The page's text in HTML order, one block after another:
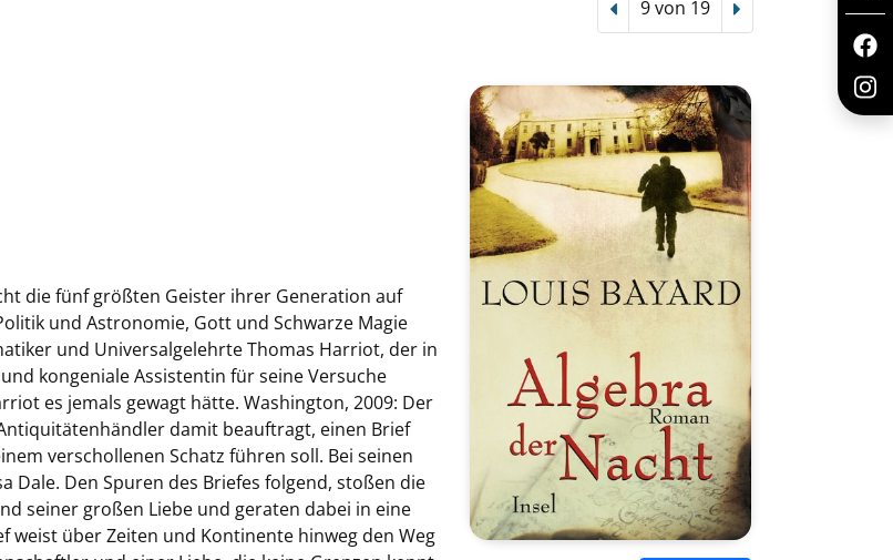
Vorheriger Treffer
9 von 19 Nächster Treffer
die fünf größten Geister ihrer Generation auf
und Astronomie, Gott und Schwarze Magie
und Universalgelehrte Thomas Harriot, der in
kongeniale Assistentin für seine Versuche
es jemals gewagt hätte. Washington, 2009: Der
damit beauftragt, einen Brief
verschollenen Schatz führen soll. Bei seinen
Dale. Den Spuren des Briefes folgend, stoßen die
seiner großen Liebe und geraten dabei in eine
über Zeiten und Kontinente hinweg den Weg